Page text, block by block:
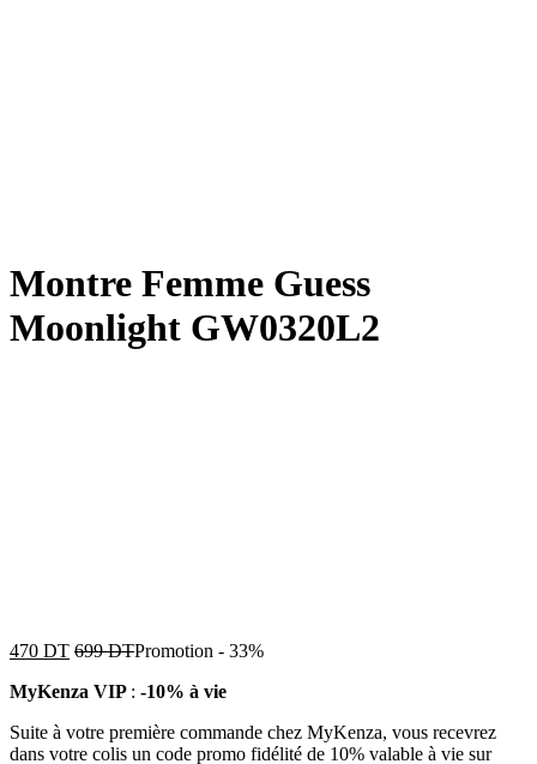
Montre Femme Guess
Moonlight GW0320L2
470 DT 699DTPromotion - 33%
MyKenza VIP : -10% à vie
Suite à votre première commande chez MyKenza, vous recevrez
dans votre colis un code promo fidélité de 10% valable à vie sur